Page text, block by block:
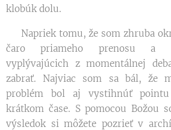
klobúk dolu.
Napriek tomu, že som zhruba
čaro priameho prenosu a
vyplývajúcich z momentálnej
zabrať. Najviac som sa bál, že
problém bol aj vystihnúť
krátkom čase. S pomocou Božou
výsledok si môžete pozrieť v